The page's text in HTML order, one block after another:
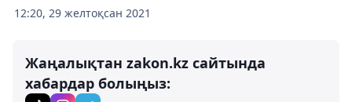
12:20, 29 желтоқсан 2021
Жаңалықтан zakon.kz сайтында
хабардар болыңыз: